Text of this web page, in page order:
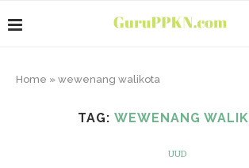
Home » wewenang walikota
TAG: WEWENANG
UUD